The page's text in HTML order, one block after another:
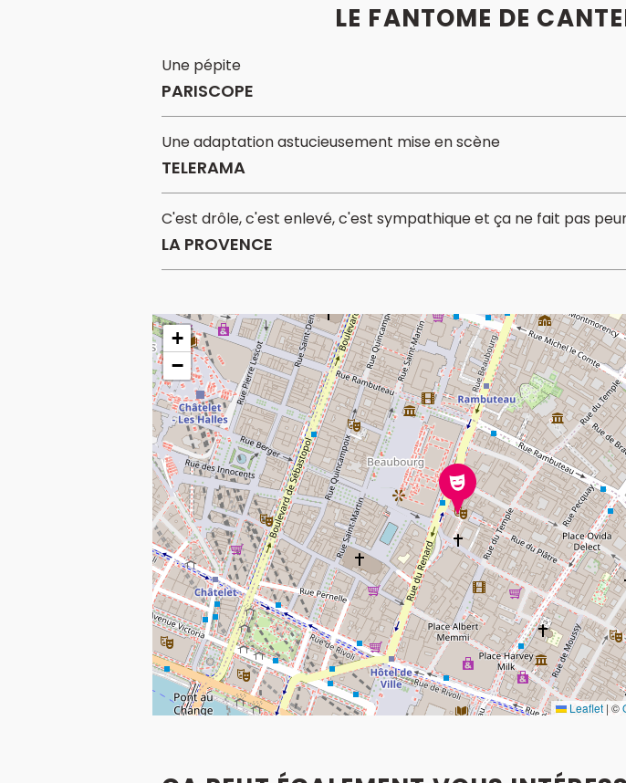
LE FANTOME DE
Une pépite
PARISCOPE
Une adaptation astucieusement mise en scène
TELERAMA
C'est drôle, c'est enlevé, c'est sympathique et ça ne fait pas
LA PROVENCE
+
−
Leaflet | ©